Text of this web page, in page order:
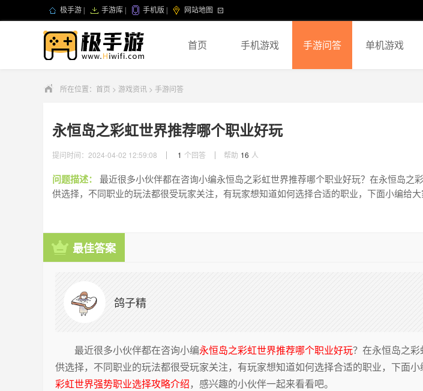
极手游 手游库 手机版 网站地图
首页 手机游戏 手游问答 单机游戏
所在位置： 首页 > 游戏资讯 > 手游问答
永恒岛之彩虹世界推荐哪个职业好玩
提问时间：2024-04-02 12:59:08 1 个回答 帮助 16 人
问题描述：
供选择，不同职业的玩法都很受玩家关注，有玩家想知道如何选择合适的职业，下面小编给
最佳答案
鸽子精
最近很多小伙伴都在咨询小编永恒岛之彩虹世界推荐哪个职业好玩？在永恒岛之
供选择，不同职业的玩法都很受玩家关注，有玩家想知道如何选择合适的职业，下面小
彩虹世界强势职业选择攻略介绍，感兴趣的小伙伴一起来看看吧。